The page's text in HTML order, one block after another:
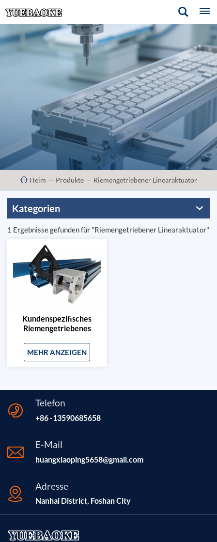
Heim Produkte Riemengetriebener Linearaktuator
Kategorien
1 Ergebnisse gefunden für "Riemengetriebener Linearaktuator"
Kundenspezifisches
Riemengetriebenes
MEHR ANZEIGEN
Telefon
+86 -13590685658
E-Mail
huangxiaoping5658@gmail.com
Adresse
Nanhai District, Foshan City